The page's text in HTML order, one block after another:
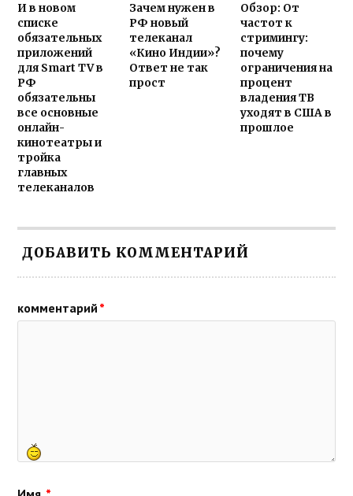
И в новом
списке
обязательных
приложений
для Smart TV в
РФ
обязательны
все основные
онлайн-
кинотеатры и
тройка
главных
телеканалов
Зачем нужен в
РФ новый
телеканал
«Кино Индии»?
Ответ не так
прост
Обзор: От
частот к
стримингу:
почему
ограничения на
процент
владения ТВ
уходят в США в
прошлое
ДОБАВИТЬ КОММЕНТАРИЙ
комментарий *